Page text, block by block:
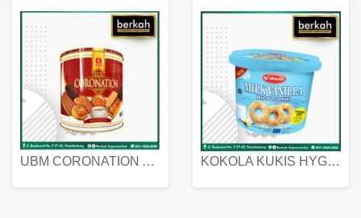
UBM CORONATION ASSORTED BISKUIT KALENG 450 GRAM KOKOLA KUKIS HYGIENIC MILK VANILLA PACK 320 GR